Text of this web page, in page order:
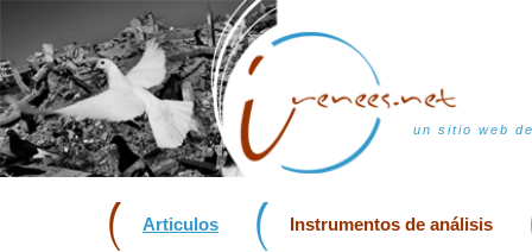
un sitio web
Articulos Instrumentos de análisis